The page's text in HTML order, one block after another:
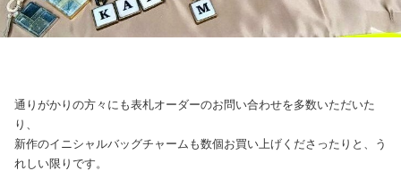
通りがかりの方々にも表札オーダーのお問い合わせを多数いただいた
り、
新作のイニシャルバッグチャームも数個お買い上げくださったりと、う
れしい限りです。